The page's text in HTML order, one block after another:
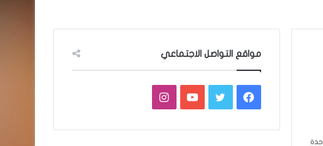
مواقع التواصل الاجتماعي
فيسبوكتويتر يوتيوبانستقرام